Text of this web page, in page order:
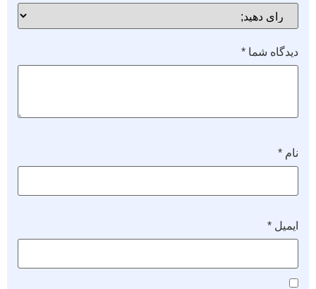
دیدگاه شما *
نام *
ایمیل *